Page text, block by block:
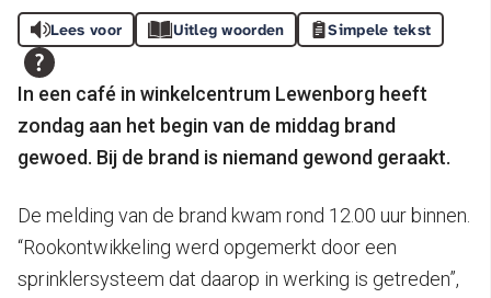
Lees voor Uitleg woorden Simpele tekst
In een café in winkelcentrum Lewenborg heeft
zondag aan het begin van de middag brand
gewoed. Bij de brand is niemand gewond geraakt.
De melding van de brand kwam rond 12.00 uur binnen.
“Rookontwikkeling werd opgemerkt door een
sprinklersysteem dat daarop in werking is getreden”,